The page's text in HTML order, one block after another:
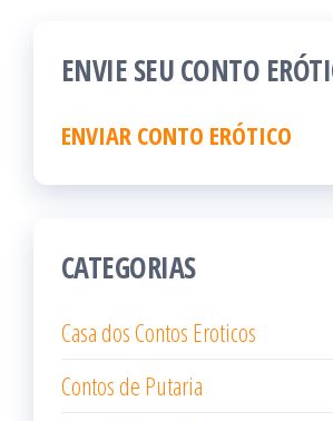
ENVIE SEU CONTO
ENVIAR CONTO ERÓTICO
CATEGORIAS
Casa dos Contos Eroticos
Contos de Putaria